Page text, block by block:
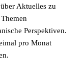
Aktuelles zu
Perspektiven.
pro Monat